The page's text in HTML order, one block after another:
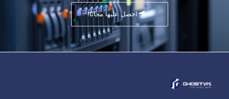
احصل عليها مجانًا!